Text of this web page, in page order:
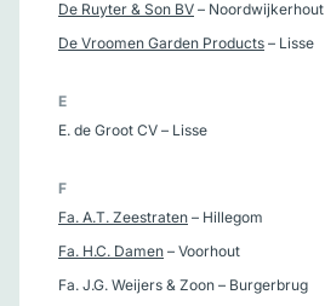
De Ruyter & Son BV – Noordwijkerhout
De Vroomen Garden Products – Lisse
E
E. de Groot CV – Lisse
F
Fa. A.T. Zeestraten – Hillegom
Fa. H.C. Damen – Voorhout
Fa. J.G. Weijers & Zoon – Burgerbrug